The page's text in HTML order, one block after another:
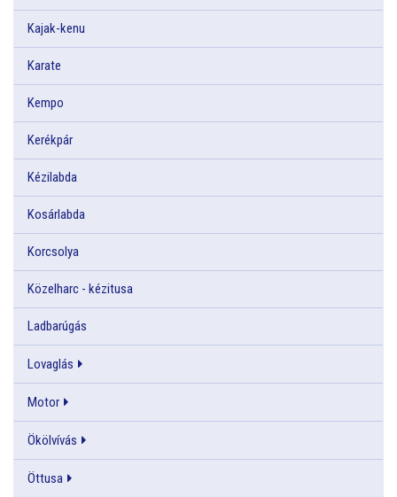
Kajak-kenu
Karate
Kempo
Kerékpár
Kézilabda
Kosárlabda
Korcsolya
Közelharc - kézitusa
Ladbarúgás
Lovaglás
Motor
Ökölvívás
Öttusa